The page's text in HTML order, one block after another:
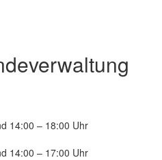
14:00 – 18:00 Uhr
14:00 – 17:00 Uhr